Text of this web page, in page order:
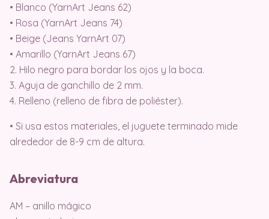
• Blanco (YarnArt Jeans 62)
• Rosa (YarnArt Jeans 74)
• Beige (Jeans YarnArt 07)
• Amarillo (YarnArt Jeans 67)
2. Hilo negro para bordar los ojos y la boca.
3. Aguja de ganchillo de 2 mm.
4. Relleno (relleno de fibra de poliéster).
• Si usa estos materiales, el juguete terminado mide
alrededor de 8-9 cm de altura.
Abreviatura
AM – anillo mágico